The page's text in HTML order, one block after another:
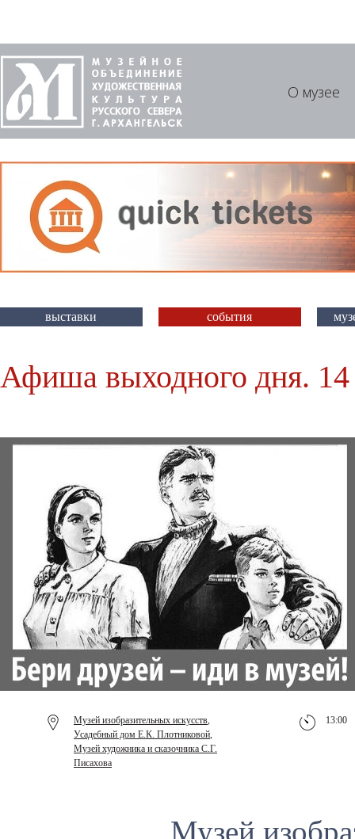
О музее
выставки события
Афиша выходного дня. 14
Музей изобразительных искусств,
Усадебный дом Е.К. Плотниковой,
Музей художника и сказочника С.Г.
Писахова
13:00
Музей